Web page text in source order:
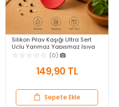
Silikon Pilav Kaşığı Ultra Sert
Uçlu Yanmaz Yapışmaz Isıya
Dayanıklı Kırmızı Servis Yemek
(0)
149,90 TL
Sepete Ekle